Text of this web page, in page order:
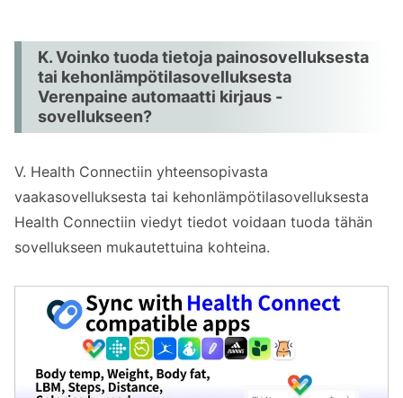
K. Voinko tuoda tietoja painosovelluksesta
tai kehonlämpötilasovelluksesta
Verenpaine automaatti kirjaus -
sovellukseen?
V. Health Connectiin yhteensopivasta
vaakasovelluksesta tai kehonlämpötilasovelluksesta
Health Connectiin viedyt tiedot voidaan tuoda tähän
sovellukseen mukautettuina kohteina.